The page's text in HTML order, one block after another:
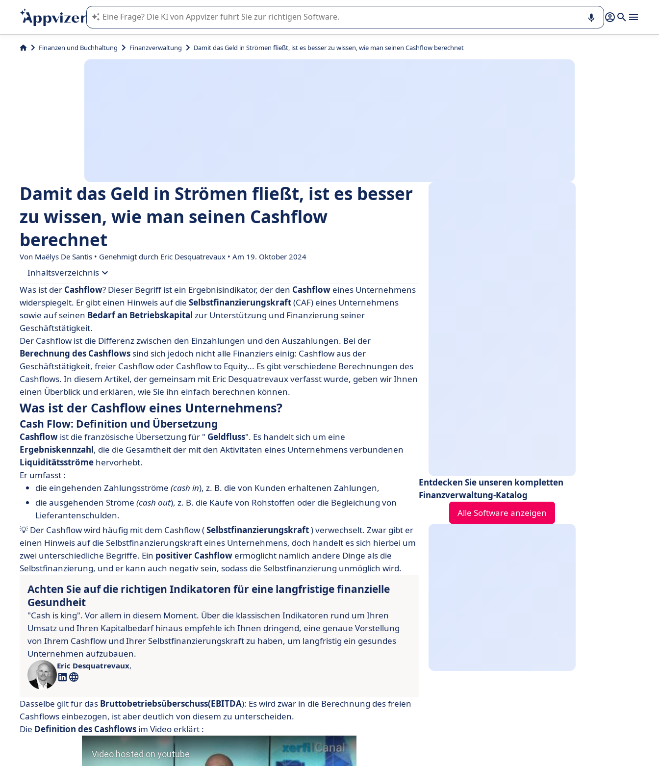
Die KI von Appvizer führt Sie bei der Nutzung oder Auswahl von SaaS-Software in Unternehmen.
Finanzen und Buchhaltung Finanzverwaltung Damit das Geld in Strömen fließt, ist es besser zu wissen, wie man seinen Cashflow berechnet
Damit das Geld in Strömen fließt, ist es besser
zu wissen, wie man seinen Cashflow
berechnet
Von Maëlys De Santis • Genehmigt durch Eric Desquatrevaux • Am 19. Oktober 2024
Inhaltsverzeichnis
• Was ist der Cashflow eines Unternehmens?
• Wie berechnet man den Cashflow?
• Wie analysiert man den Cashflow?
• Antizipieren Sie, um einen negativen Cashflow zu vermeiden.
Was ist der Cashflow? Dieser Begriff ist ein Ergebnisindikator, der den Cashflow eines Unternehmens
widerspiegelt. Er gibt einen Hinweis auf die Selbstfinanzierungskraft(CAF) eines Unternehmens
sowie auf seinen Bedarf an Betriebskapital zur Unterstützung und Finanzierung seiner
Geschäftstätigkeit.
Der Cashflow ist die Differenz zwischen den Einzahlungen und den Auszahlungen. Bei der
Berechnung des Cashflows sind sich jedoch nicht alle Finanziers einig: Cashflow aus der
Geschäftstätigkeit, freier Cashflow oder Cashflow to Equity... Es gibt verschiedene Berechnungen des
Cashflows. In diesem Artikel, der gemeinsam mit Eric Desquatrevaux verfasst wurde, geben wir Ihnen
einen Überblick und erklären, wie Sie ihn einfach berechnen können.
Was ist der Cashflow eines Unternehmens?
Cash Flow: Definition und Übersetzung
Cashflow ist die französische Übersetzung für " Geldfluss". Es handelt sich um eine
Ergebniskennzahl, die die Gesamtheit der mit den Aktivitäten eines Unternehmens verbundenen
Liquiditätsströme hervorhebt.
Er umfasst :
die eingehenden Zahlungsströme (cash in), z. B. die von Kunden erhaltenen Zahlungen,
die ausgehenden Ströme (cash out), z. B. die Käufe von Rohstoffen oder die Begleichung von
Lieferantenschulden.
💡 Der Cashflow wird häufig mit dem Cashflow (Selbstfinanzierungskraft) verwechselt. Zwar gibt er
einen Hinweis auf die Selbstfinanzierungskraft eines Unternehmens, doch handelt es sich hierbei um
zwei unterschiedliche Begriffe. Ein positiver Cashflow ermöglicht nämlich andere Dinge als die
Selbstfinanzierung, und er kann auch negativ sein, sodass die Selbstfinanzierung unmöglich wird.
Achten Sie auf die richtigen Indikatoren für eine langfristige finanzielle
Gesundheit
"Cash is king". Vor allem in diesem Moment. Über die klassischen Indikatoren rund um Ihren
Umsatz und Ihren Kapitalbedarf hinaus empfehle ich Ihnen dringend, eine genaue Vorstellung
von Ihrem Cashflow und Ihrer Selbstfinanzierungskraft zu haben, um langfristig ein gesundes
Unternehmen aufzubauen.
Eric Desquatrevaux,
Dasselbe gilt für das Bruttobetriebsüberschuss(EBITDA): Es wird zwar in die Berechnung des freien
Cashflows einbezogen, ist aber deutlich von diesem zu unterscheiden.
Die Definition des Cashflows im Video erklärt :
Entdecken Sie unseren kompletten
Finanzverwaltung-Katalog
Alle Software anzeigen